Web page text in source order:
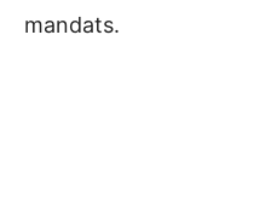
mandats.